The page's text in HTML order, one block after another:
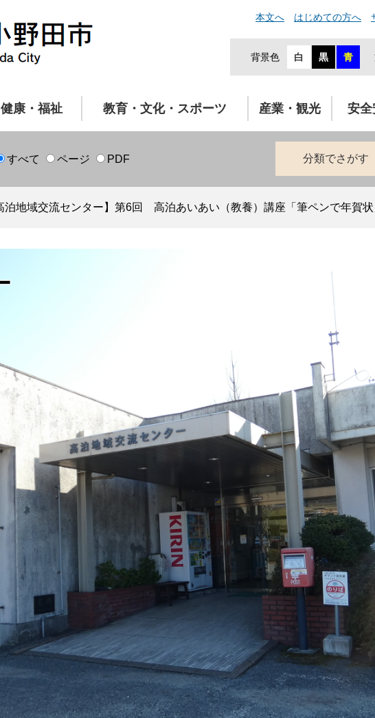
本文へ はじめての方へ
背景色 白 黒 青
康・福祉 教育・文化・スポーツ 産業・観光 安全
すべて ページ PDF 分類でさがす
泊地域交流センター】第6回 高泊あいあい（教養）講座「筆ペンで年賀状